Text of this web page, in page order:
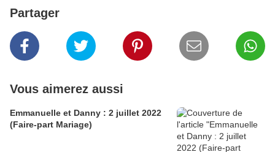
Partager
Vous aimerez aussi
Emmanuelle et Danny : 2 juillet 2022
(Faire-part Mariage)